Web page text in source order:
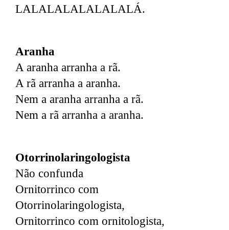
LALALALALALALALÁ.
Aranha
A aranha arranha a rã.
A rã arranha a aranha.
Nem a aranha arranha a rã.
Nem a rã arranha a aranha.
Otorrinolaringologista
Não confunda
Ornitorrinco com
Otorrinolaringologista,
Ornitorrinco com ornitologista,